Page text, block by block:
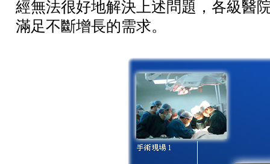
經無法很好地解決上述問題，各級醫
滿足不斷增長的需求。